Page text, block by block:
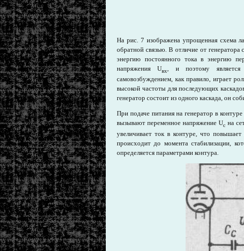
На рис. 7 изображена упрощенная схема
обратной связью. В отличие от генератора
энергию постоянного тока в энергию
напряжения Uвх
, и поэтому является
самовозбуждением, как правило, играет
высокой частоты для последующих
генератор состоит из одного каскада, он
При подаче питания на генератор в
вызывают переменное напряжение Uс на
увеличивает ток в контуре, что
происходит до момента стабилизации,
определяется параметрами контура.